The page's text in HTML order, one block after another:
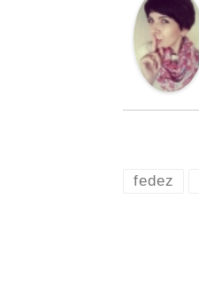
fedez